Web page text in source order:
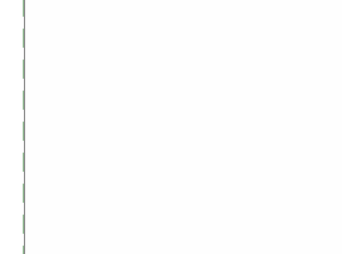
Волков, Александр
Волков, Алексей
Волков, Сергей
Володихин, Дмитрий
Волознев, Игорь
Волосатый, Максим
Волынская, Илона
Вольски, Пола